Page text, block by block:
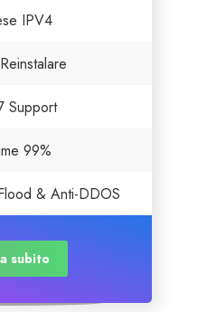
IPV4
99%
& Anti-DDOS
subito